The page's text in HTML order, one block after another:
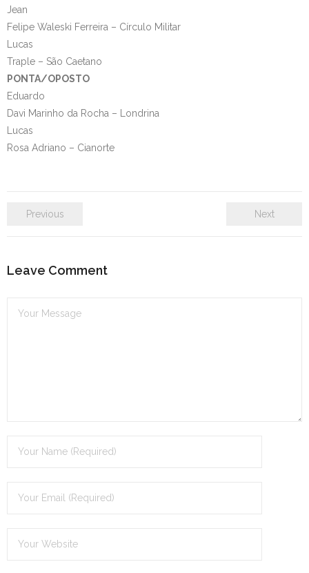
Jean
Felipe Waleski Ferreira – Círculo Militar
Lucas
Traple – São Caetano
PONTA/OPOSTO
Eduardo
Davi Marinho da Rocha – Londrina
Lucas
Rosa Adriano – Cianorte
Previous Next
Leave Comment